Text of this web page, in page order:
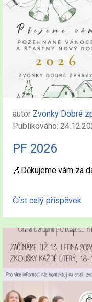
autor Zvonky Dobré
Publikováno:
PF 2026
🎶Děkujeme vám za
Číst celý příspěvek